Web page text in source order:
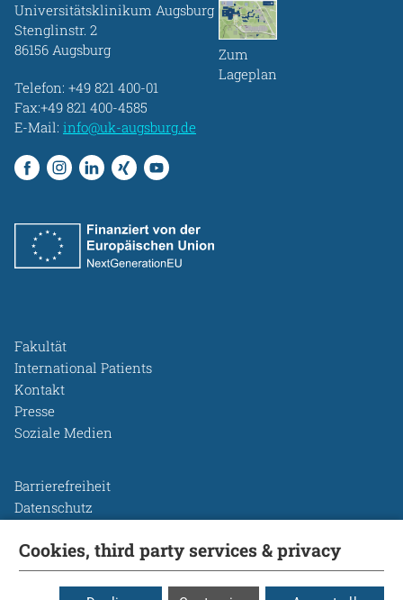
Anreise
Universitätsklinikum Augsburg
Stenglinstr. 2
86156 Augsburg
Telefon: +49 821 400-01
Fax:+49 821 400-4585
E-Mail: info@uk-augsburg.de
Zum
Lageplan
Fakultät
International Patients
Kontakt
Presse
Soziale Medien
Barrierefreiheit
Datenschutz
Leichte Sprache
Rechtsgrundlagen
Cookies, third party services & privacy